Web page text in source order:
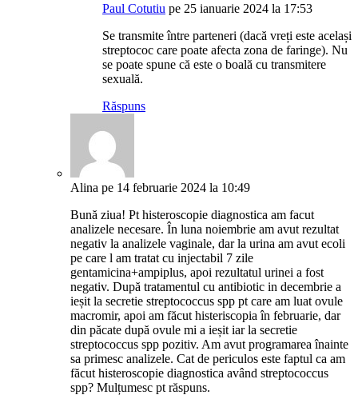
Paul Cotutiu pe 25 ianuarie 2024 la 17:53
Se transmite între parteneri (dacă vreți este același
streptococ care poate afecta zona de faringe). Nu
se poate spune că este o boală cu transmitere
sexuală.
Răspuns
Alina pe 14 februarie 2024 la 10:49
Bună ziua! Pt histeroscopie diagnostica am facut
analizele necesare. În luna noiembrie am avut rezultat
negativ la analizele vaginale, dar la urina am avut ecoli
pe care l am tratat cu injectabil 7 zile
gentamicina+ampiplus, apoi rezultatul urinei a fost
negativ. După tratamentul cu antibiotic in decembrie a
ieșit la secretie streptococcus spp pt care am luat ovule
macromir, apoi am făcut histeriscopia în februarie, dar
din păcate după ovule mi a ieșit iar la secretie
streptococcus spp pozitiv. Am avut programarea înainte
sa primesc analizele. Cat de periculos este faptul ca am
făcut histeroscopie diagnostica având streptococcus
spp? Mulțumesc pt răspuns.